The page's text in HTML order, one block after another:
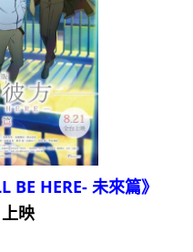
BE HERE- 未來篇》
映